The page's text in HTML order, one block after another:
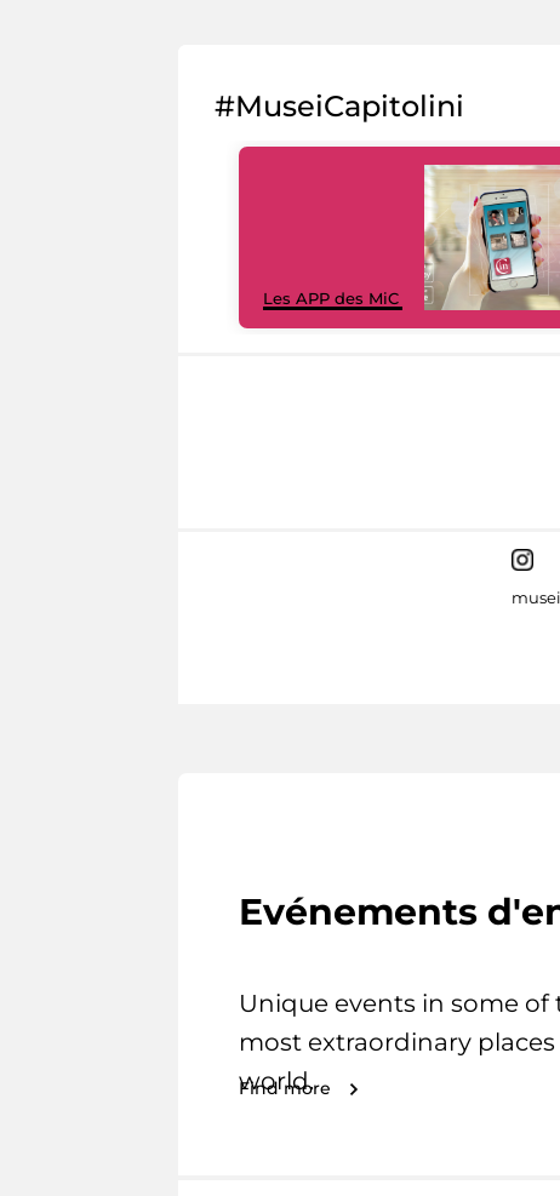
#MuseiCapitolini
Les APP des MiC
Evénements
Unique events in some of
most extraordinary
world.
Find more